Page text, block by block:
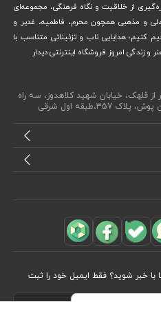
از خلاقیت و نگاه فرهنگی، مجموعه‌ای
و مذهبی همچون محرم، فاطمیه، غدیر و
کنیم؛ هدایایی ناب و تزئیناتی متناسب با
زندگی امروز.فروشگاه اینترنتی دیدار
از قلهک، خیابان شهید کلاهدوز، سه راه
اول شرقی
خبر شوید؟ فقط ایمیل خود را ثبت